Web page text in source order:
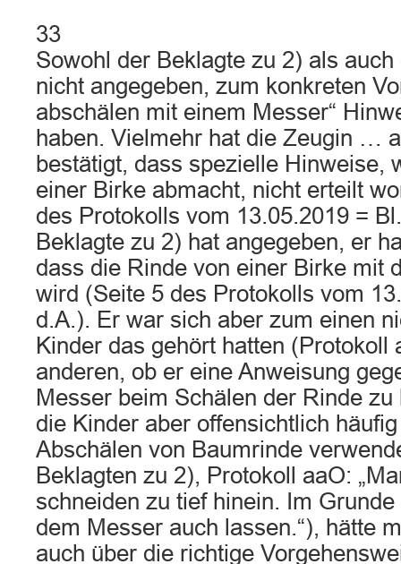
33
Sowohl der Beklagte zu 2) als
nicht angegeben, zum konkreten
abschälen mit einem Messer“
haben. Vielmehr hat die Zeugin …
bestätigt, dass spezielle Hinweise,
einer Birke abmacht, nicht erteilt
des Protokolls vom 13.05.2019 =
Beklagte zu 2) hat angegeben, er
dass die Rinde von einer Birke mit
wird (Seite 5 des Protokolls vom
d.A.). Er war sich aber zum einen
Kinder das gehört hatten (Protokoll
anderen, ob er eine Anweisung
Messer beim Schälen der Rinde
die Kinder aber offensichtlich
Abschälen von Baumrinde
Beklagten zu 2), Protokoll aaO:
schneiden zu tief hinein. Im
dem Messer auch lassen.“), hätte
auch über die richtige